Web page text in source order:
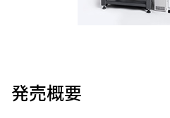
発売概要